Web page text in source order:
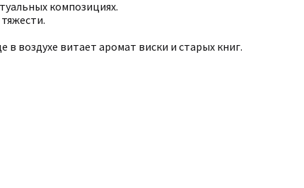
композициях.
воздухе витает аромат виски и старых книг.